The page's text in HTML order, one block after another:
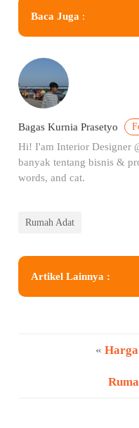
Baca Juga :
Bagas Kurnia Prasetyo
Hi! I'am Interior Designer
banyak tentang bisnis &
words, and cat.
Rumah Adat
Artikel Lainnya :
«